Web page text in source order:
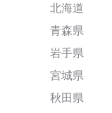
北海道
青森県
岩手県
宮城県
秋田県